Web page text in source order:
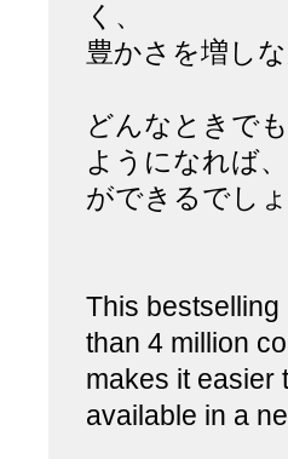
く、
豊かさを増し
どんなときで
ようになれば
ができるでし
This
than 4 million
makes it easier
available in a